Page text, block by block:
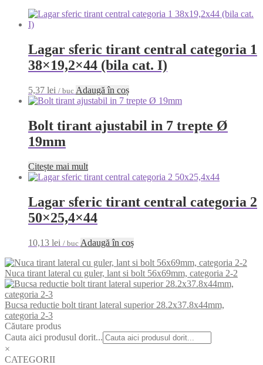
Lagar sferic tirant central categoria 1
38×19,2×44 (bila cat. I)
5,37 lei / buc Adaugă în coș
Bolt tirant ajustabil in 7 trepte Ø
19mm
Citește mai mult
Lagar sferic tirant central categoria 2
50×25,4×44
10,13 lei / buc Adaugă în coș
Nuca tirant lateral cu guler, lant si bolt 56x69mm, categoria 2-2
Bucsa reductie bolt tirant lateral superior 28.2x37.8x44mm,
categoria 2-3
Căutare produs
Cauta aici produsul dorit...
×
CATEGORII